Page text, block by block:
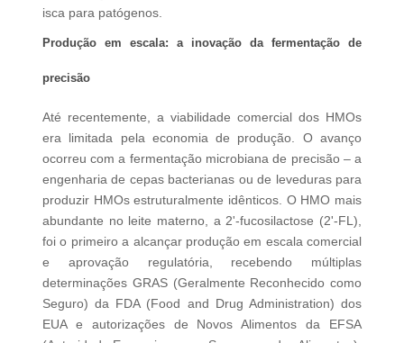
isca para patógenos.
Produção em escala: a inovação da fermentação de
precisão
Até recentemente, a viabilidade comercial dos HMOs
era limitada pela economia de produção. O avanço
ocorreu com a fermentação microbiana de precisão – a
engenharia de cepas bacterianas ou de leveduras para
produzir HMOs estruturalmente idênticos. O HMO mais
abundante no leite materno, a 2'-fucosilactose (2'-FL),
foi o primeiro a alcançar produção em escala comercial
e aprovação regulatória, recebendo múltiplas
determinações GRAS (Geralmente Reconhecido como
Seguro) da FDA (Food and Drug Administration) dos
EUA e autorizações de Novos Alimentos da EFSA